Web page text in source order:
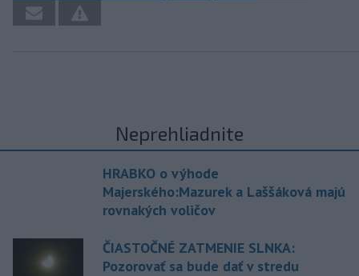
Neprehliadnite
HRABKO o výhode
Majerského:Mazurek a Laššáková majú
rovnakých voličov
ČIASTOČNÉ ZATMENIE SLNKA:
Pozorovať sa bude dať v stredu